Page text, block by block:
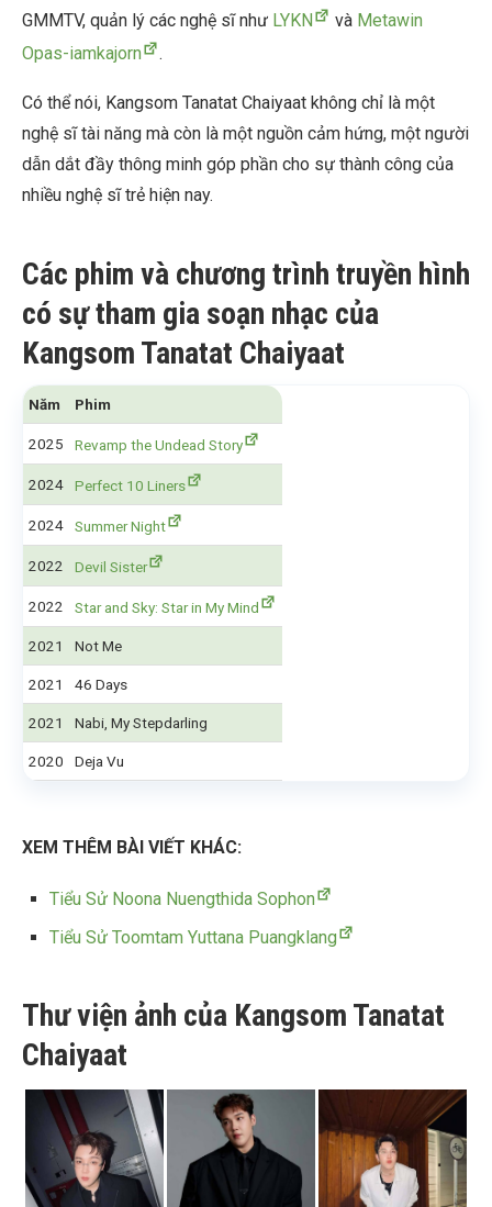
GMMTV, quản lý các nghệ sĩ như LYKN và Metawin
Opas-iamkajorn
.
Có thể nói, Kangsom Tanatat Chaiyaat không chỉ là một
nghệ sĩ tài năng mà còn là một nguồn cảm hứng, một người
dẫn dắt đầy thông minh góp phần cho sự thành công của
nhiều nghệ sĩ trẻ hiện nay.
Các phim và chương trình truyền hình
có sự tham gia soạn nhạc của
Kangsom Tanatat Chaiyaat
Năm Phim
2025 Revamp the Undead Story
2024 Perfect 10 Liners
2024 Summer Night
2022 Devil Sister
2022 Star and Sky: Star in My Mind
2021 Not Me
2021 46 Days
2021 Nabi, My Stepdarling
2020 Deja Vu
XEM THÊM BÀI VIẾT KHÁC:
Tiểu Sử Noona Nuengthida Sophon
Tiểu Sử Toomtam Yuttana Puangklang
Thư viện ảnh của Kangsom Tanatat
Chaiyaat